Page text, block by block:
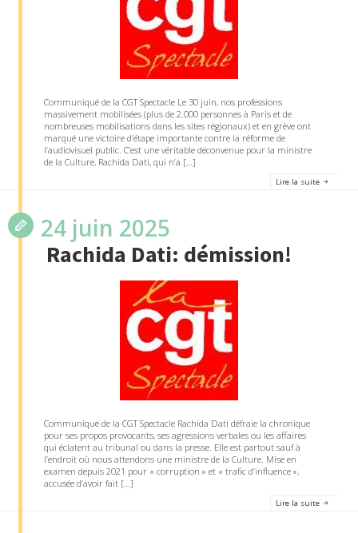
Communiqué de la CGT Spectacle Le 30 juin, nos professions
massivement mobilisées (plus de 2.000 personnes à Paris et de
nombreuses mobilisations dans les sites régionaux) et en grève ont
marqué une victoire d’étape importante contre la réforme de
l’audiovisuel public. C’est une véritable déconvenue pour la ministre
de la Culture, Rachida Dati, qui n’a […]
Lire la suite
24 juin 2025
Rachida Dati: démission!
Communiqué de la CGT Spectacle Rachida Dati défraie la chronique
pour ses propos provocants, ses agressions verbales ou les affaires
qui éclatent au tribunal ou dans la presse. Elle est partout sauf à
l’endroit où nous attendons une ministre de la Culture. Mise en
examen depuis 2021 pour « corruption » et « trafic d’influence »,
accusée d’avoir fait […]
Lire la suite